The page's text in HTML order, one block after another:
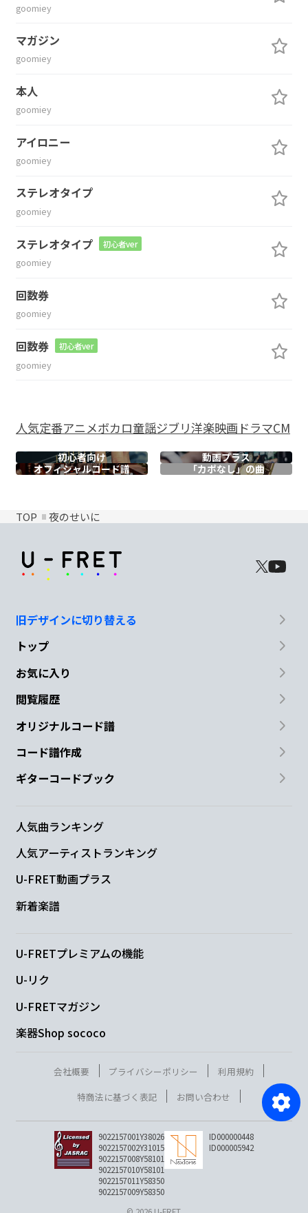
goomiey
マガジン
goomiey
本人
goomiey
アイロニー
goomiey
ステレオタイプ
goomiey
ステレオタイプ 初心者ver
goomiey
回数券
goomiey
回数券 初心者ver
goomiey
人気定番アニメボカロ童謡ジブリ洋楽映画ドラマCM
初心者向け
動画プラス
オフィシャルコード譜 「カポなし」の曲
TOP 夜のせいに
旧デザインに切り替える
トップ
お気に入り
閲覧履歴
オリジナルコード譜
コード譜作成
ギターコードブック
人気曲ランキング
人気アーティストランキング
U-FRET動画プラス
新着楽譜
U-FRETプレミアムの機能
U-リク
U-FRETマガジン
楽器Shop sococo
会社概要 プライバシーポリシー
利用規約
特商法に基づく表記
お問い合わせ
9022157001Y38026
9022157002Y31015
9022157008Y58101
9022157010Y58101
9022157011Y58350
9022157009Y58350
ID000000448
ID000005942